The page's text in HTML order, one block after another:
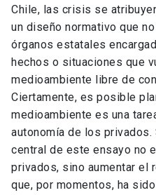
Chile, las crisis se
un diseño normativo que
órganos estatales
hechos o situaciones que
medioambiente libre de
Ciertamente, es posible
medioambiente es una
autonomía de los privados.
central de este ensayo no
privados, sino aumentar el
que, por momentos, ha